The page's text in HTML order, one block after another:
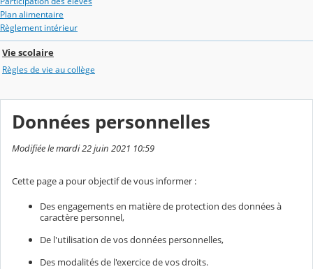
Plan alimentaire
Règlement intérieur
Vie scolaire
Règles de vie au collège
Données personnelles
Modifiée le mardi 22 juin 2021 10:59
Cette page a pour objectif de vous informer :
Des engagements en matière de protection des données à
caractère personnel,
De l'utilisation de vos données personnelles,
Des modalités de l'exercice de vos droits.